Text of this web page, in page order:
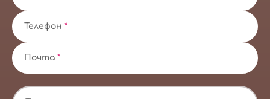
Телефон *
Почта *